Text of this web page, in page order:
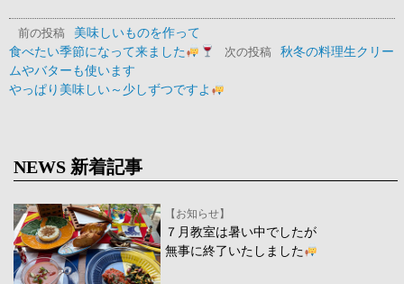
前の投稿
美味しいものを作って
食べたい季節になって来ました
次の投稿
秋冬の料理生クリー
ムやバターも使います
やっぱり美味しい～少しずつですよ
NEWS 新着記事
【お知らせ】
７月教室は暑い中でしたが
無事に終了いたしました